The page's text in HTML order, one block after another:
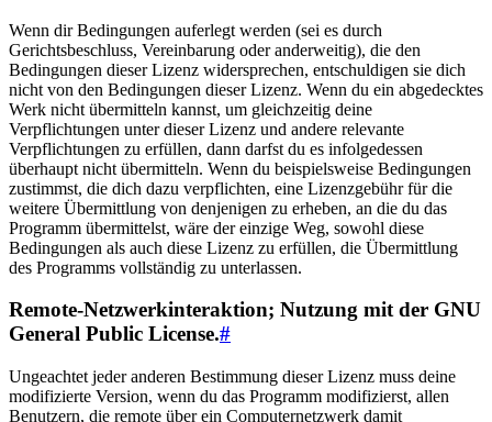
Wenn dir Bedingungen auferlegt werden (sei es durch
Gerichtsbeschluss, Vereinbarung oder anderweitig), die den
Bedingungen dieser Lizenz widersprechen, entschuldigen sie dich
nicht von den Bedingungen dieser Lizenz. Wenn du ein abgedecktes
Werk nicht übermitteln kannst, um gleichzeitig deine
Verpflichtungen unter dieser Lizenz und andere relevante
Verpflichtungen zu erfüllen, dann darfst du es infolgedessen
überhaupt nicht übermitteln. Wenn du beispielsweise Bedingungen
zustimmst, die dich dazu verpflichten, eine Lizenzgebühr für die
weitere Übermittlung von denjenigen zu erheben, an die du das
Programm übermittelst, wäre der einzige Weg, sowohl diese
Bedingungen als auch diese Lizenz zu erfüllen, die Übermittlung
des Programms vollständig zu unterlassen.
Remote-Netzwerkinteraktion; Nutzung mit der GNU
General Public License.#
Ungeachtet jeder anderen Bestimmung dieser Lizenz muss deine
modifizierte Version, wenn du das Programm modifizierst, allen
Benutzern, die remote über ein Computernetzwerk damit